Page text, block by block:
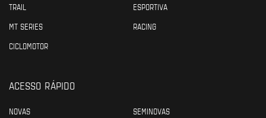
TRAIL
ESPORTIVA
MT SERIES
RACING
CICLOMOTOR
ACESSO RÁPIDO
NOVAS
SEMINOVAS